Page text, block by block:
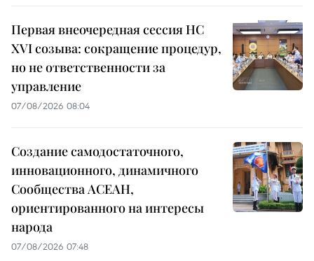
Первая внеочередная сессия НС
XVI созыва: сокращение процедур,
но не ответственности за
управление
07/08/2026 08:04
Создание самодостаточного,
инновационного, динамичного
Сообщества АСЕАН,
ориентированного на интересы
народа
07/08/2026 07:48